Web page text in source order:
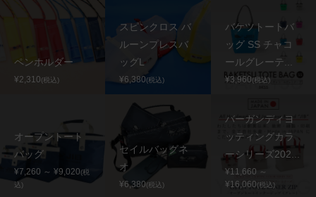
ペンホルダー
¥2,310(税込)
スピンクロス バ
ルーンプレスバ
ッグL
¥6,380(税込)
バケツトートバ
ッグ SS チャコ
ールグレーテ...
¥3,960(税込)
オープントート
バッグ
¥7,260 ～ ¥9,020(税
込)
セイルバッグネ
オ
¥6,380(税込)
バーガンディヨ
ッティングカラ
ーシリーズ202...
¥11,660 ～
¥16,060(税込)